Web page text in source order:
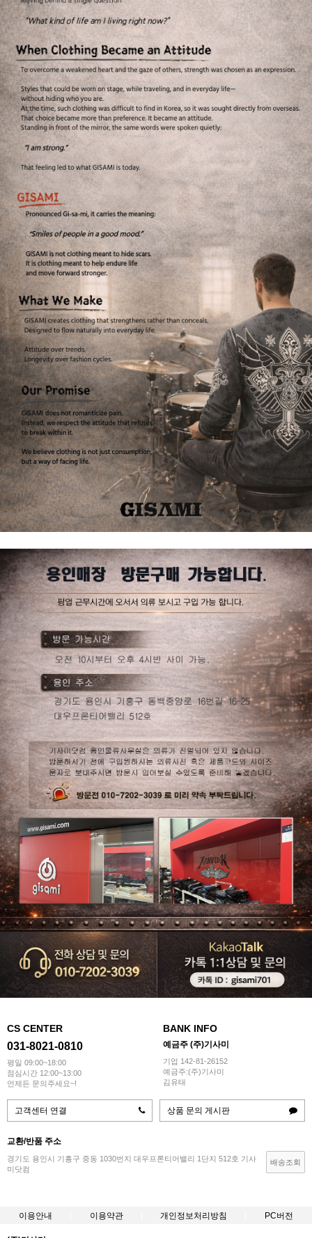
CS CENTER
031-8021-0810
평일 09:00~18:00
점심시간 12:00~13:00
언제든 문의주세요~!
BANK INFO
예금주 (주)기사미
기업 142-81-26152
예금주:(주)기사미
김유태
고객센터 연결 상품 문의 게시판
교환/반품 주소
경기도 용인시 기흥구 중동 1030번지 대우프론티어밸리 1단지 512호 기사
미닷컴
배송조회
이용안내 이용약관 개인정보처리방침 PC버전